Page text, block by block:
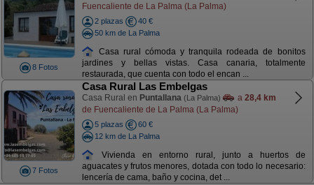
8 Fotos
Fuencaliente de La Palma (La Palma)
2 plazas
40 €
50 km de La Palma
Casa rural cómoda y tranquila rodeada de bonitos
jardines y bellas vistas. Casa canaria, totalmente
restaurada, que cuenta con todo el encan ...
7 Fotos
Casa Rural Las Embelgas
Casa Rural en Puntallana (La Palma) a 28,4 km
de Fuencaliente de La Palma (La Palma)
5 plazas
60 €
12 km de La Palma
Vivienda en entorno rural, junto a huertos de
aguacates y frutos menores, dotada con todo lo necesario:
lencería de cama, baño y cocina, det ...